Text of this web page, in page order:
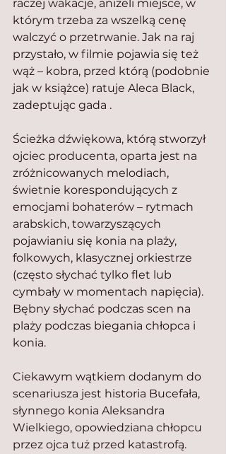
raczej wakacje, aniżeli miejsce, w
którym trzeba za wszelką cenę
walczyć o przetrwanie. Jak na raj
przystało, w filmie pojawia się też
wąż – kobra, przed którą (podobnie
jak w książce) ratuje Aleca Black,
zadeptując gada .
Ścieżka dźwiękowa, którą stworzył
ojciec producenta, oparta jest na
zróżnicowanych melodiach,
świetnie korespondujących z
emocjami bohaterów – rytmach
arabskich, towarzyszących
pojawianiu się konia na plaży,
folkowych, klasycznej orkiestrze
(często słychać tylko flet lub
cymbały w momentach napięcia).
Bębny słychać podczas scen na
plaży podczas biegania chłopca i
konia.
Ciekawym wątkiem dodanym do
scenariusza jest historia Bucefała,
słynnego konia Aleksandra
Wielkiego, opowiedziana chłopcu
przez ojca tuż przed katastrofą.